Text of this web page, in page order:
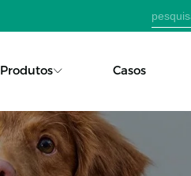
Produtos Casos